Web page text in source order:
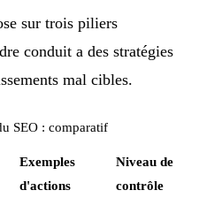
sur trois piliers
conduit a des stratégies
mal cibles.
SEO : comparatif
Exemples
d'actions
Niveau de
contrôle